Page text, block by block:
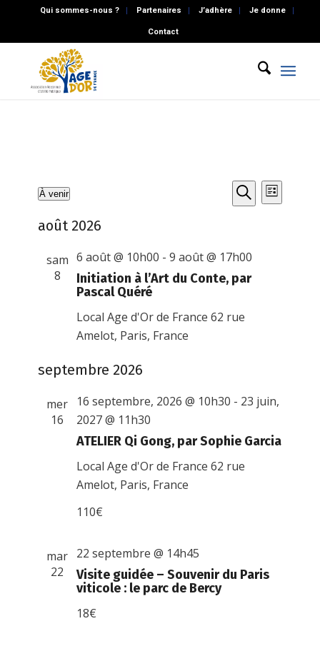
Qui sommes-nous ? Partenaires J’adhère Je donne
Contact
Évènements
et
de
vues
Recherche
de
Liste
À venir
une
août 2026
sam
8
Initiation à l’Art du Conte, par
Pascal Quéré
6 août @ 10h00 -9 août @ 17h00
Local Age d'Or de France62 rue
Amelot, Paris, France
septembre 2026
mer
16
ATELIER Qi Gong, par Sophie Garcia
16 septembre, 2026 @ 10h30 - 23 juin,
2027 @ 11h30
Local Age d'Or de France62 rue
Amelot, Paris, France
110€
mar
22
Visite guidée – Souvenir du Paris
viticole : le parc de Bercy
22 septembre @ 14h45
18€